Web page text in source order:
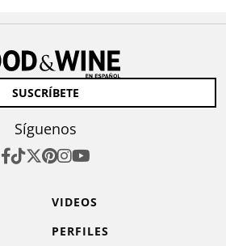
SUSCRÍBETE
Síguenos
VIDEOS
PERFILES